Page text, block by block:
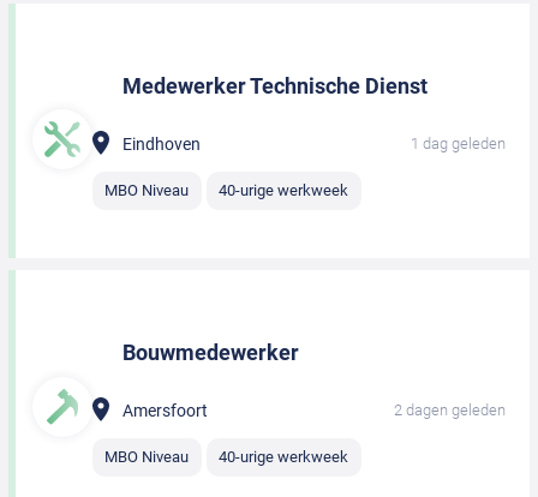
Medewerker Technische Dienst
Eindhoven 1 dag geleden
MBO Niveau 40-urige werkweek
Bouwmedewerker
Amersfoort 2 dagen geleden
MBO Niveau 40-urige werkweek